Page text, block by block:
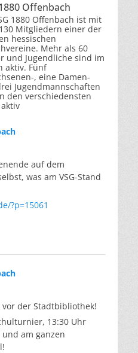
Offenbach
1880 Offenbach ist mit
Mitgliedern einer der
hessischen
Mehr als 60
und Jugendliche sind im
aktiv. Fünf
, eine Damen-
Jugendmannschaften
den verschiedensten
auf dem
was am VSG-Stand
?p=15061
der Stadtbibliothek!
13:30 Uhr
am ganzen